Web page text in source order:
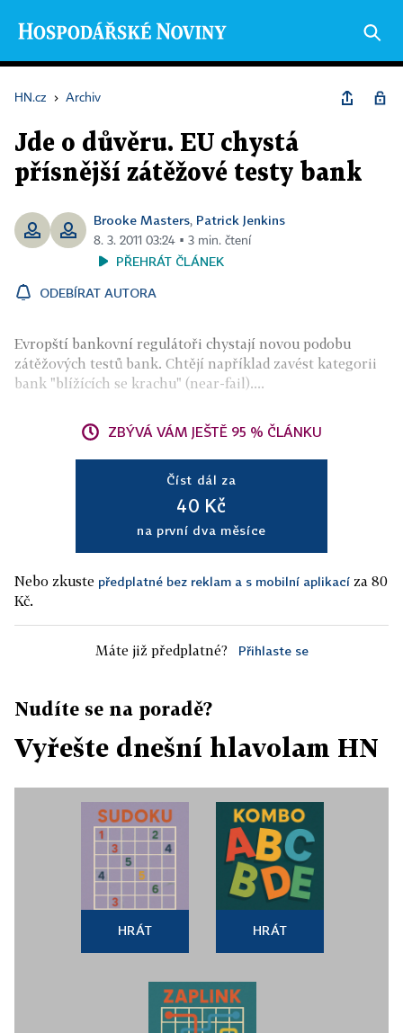
HN.cz › Archiv
Jde o důvěru. EU chystá
přísnější zátěžové testy bank
Brooke Masters, Patrick Jenkins
8. 3. 2011 03:24 ▪ 3 min. čtení
PŘEHRÁT ČLÁNEK
ODEBÍRAT AUTORA
Evropští bankovní regulátoři chystají novou podobu
zátěžových testů bank. Chtějí například zavést kategorii
bank "blížících se krachu" (near-fail)....
ZBÝVÁ VÁM JEŠTĚ 95 % ČLÁNKU
Číst dál za
40 Kč
na první dva měsíce
Nebo zkuste předplatné bez reklam a s mobilní aplikací za 80
Kč.
Máte již předplatné? Přihlaste se
Nudíte se na poradě?
Vyřešte dnešní hlavolam HN
HRÁT HRÁT